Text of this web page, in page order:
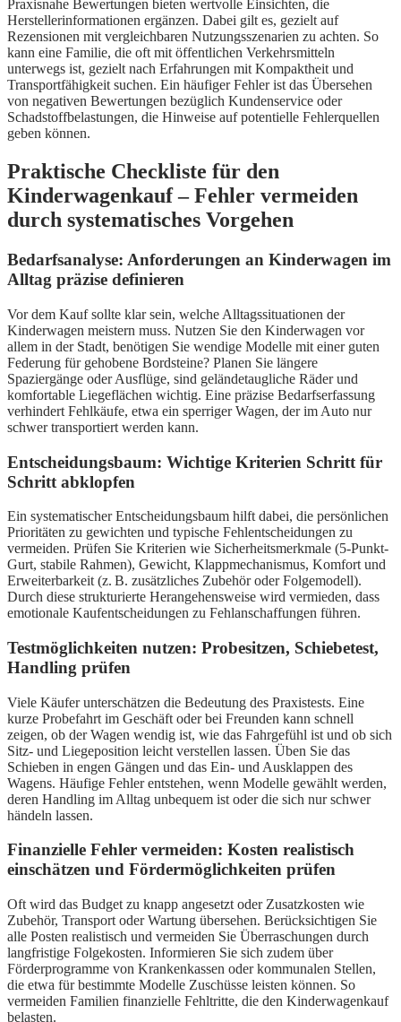
Praxisnahe Bewertungen bieten wertvolle Einsichten, die
Herstellerinformationen ergänzen. Dabei gilt es, gezielt auf
Rezensionen mit vergleichbaren Nutzungsszenarien zu achten. So
kann eine Familie, die oft mit öffentlichen Verkehrsmitteln
unterwegs ist, gezielt nach Erfahrungen mit Kompaktheit und
Transportfähig­keit suchen. Ein häufiger Fehler ist das Übersehen
von negativen Bewertungen bezüglich Kundenservice oder
Schadstoffbelastungen, die Hinweise auf potentielle Fehlerquellen
geben können.
Praktische Checkliste für den
Kinderwagenkauf – Fehler vermeiden
durch systematisches Vorgehen
Bedarfsanalyse: Anforderungen an Kinderwagen im
Alltag präzise definieren
Vor dem Kauf sollte klar sein, welche Alltagssituationen der
Kinderwagen meistern muss. Nutzen Sie den Kinderwagen vor
allem in der Stadt, benötigen Sie wendige Modelle mit einer guten
Federung für gehobene Bordsteine? Planen Sie längere
Spaziergänge oder Ausflüge, sind geländetaugliche Räder und
komfortable Liegeflächen wichtig. Eine präzise Bedarfserfassung
verhindert Fehlkäufe, etwa ein sperriger Wagen, der im Auto nur
schwer transportiert werden kann.
Entscheidungsbaum: Wichtige Kriterien Schritt für
Schritt abklopfen
Ein systematischer Entscheidungsbaum hilft dabei, die persönlichen
Prioritäten zu gewichten und typische Fehlentscheidungen zu
vermeiden. Prüfen Sie Kriterien wie Sicherheitsmerkmale (5-Punkt-
Gurt, stabile Rahmen), Gewicht, Klappmechanismus, Komfort und
Erweiterbarkeit (z. B. zusätzliches Zubehör oder Folgemodell).
Durch diese strukturierte Herangehensweise wird vermieden, dass
emotionale Kaufentscheidungen zu Fehlanschaffungen führen.
Testmöglichkeiten nutzen: Probesitzen, Schiebetest,
Handling prüfen
Viele Käufer unterschätzen die Bedeutung des Praxistests. Eine
kurze Probefahrt im Geschäft oder bei Freunden kann schnell
zeigen, ob der Wagen wendig ist, wie das Fahrgefühl ist und ob sich
Sitz- und Liegeposition leicht verstellen lassen. Üben Sie das
Schieben in engen Gängen und das Ein- und Ausklappen des
Wagens. Häufige Fehler entstehen, wenn Modelle gewählt werden,
deren Handling im Alltag unbequem ist oder die sich nur schwer
händeln lassen.
Finanzielle Fehler vermeiden: Kosten realistisch
einschätzen und Fördermöglichkeiten prüfen
Oft wird das Budget zu knapp angesetzt oder Zusatzkosten wie
Zubehör, Transport oder Wartung übersehen. Berücksichtigen Sie
alle Posten realistisch und vermeiden Sie Überraschungen durch
langfristige Folgekosten. Informieren Sie sich zudem über
Förderprogramme von Krankenkassen oder kommunalen Stellen,
die etwa für bestimmte Modelle Zuschüsse leisten können. So
vermeiden Familien finanzielle Fehltritte, die den Kinderwagenkauf
belasten.